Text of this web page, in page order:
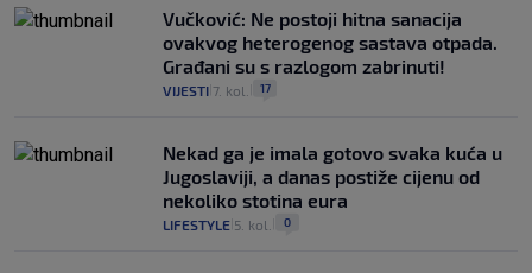
Vučković: Ne postoji hitna sanacija
ovakvog heterogenog sastava otpada.
Građani su s razlogom zabrinuti!
VIJESTI 7. kol. 17
Nekad ga je imala gotovo svaka kuća u
Jugoslaviji, a danas postiže cijenu od
nekoliko stotina eura
LIFESTYLE 5. kol. 0